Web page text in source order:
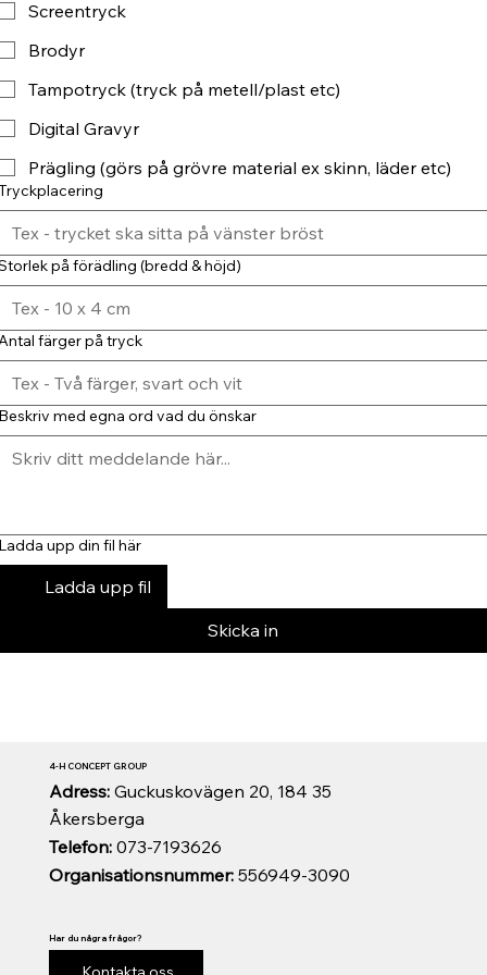
Screentryck
Brodyr
Tampotryck (tryck på metell/plast etc)
Digital Gravyr
Prägling (görs på grövre material ex skinn, läder etc)
på förädling (bredd & höjd)
färger på tryck
med egna ord vad du önskar
upp din fil här
Ladda upp fil
Skicka in
Organisationsnummer:556949-3090
Telefon:073-7193626
Adress: Guckuskovägen 20, 184 35
Åkersberga
4-H CONCEPT GROUP
Har du några frågor?